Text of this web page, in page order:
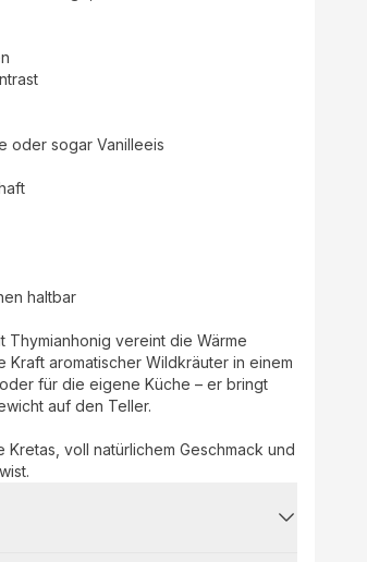
oder sogar Vanilleeis
haltbar
Thymianhonig vereint die Wärme
aromatischer Wildkräuter in einem
für die eigene Küche – er bringt
auf den Teller.
voll natürlichem Geschmack und